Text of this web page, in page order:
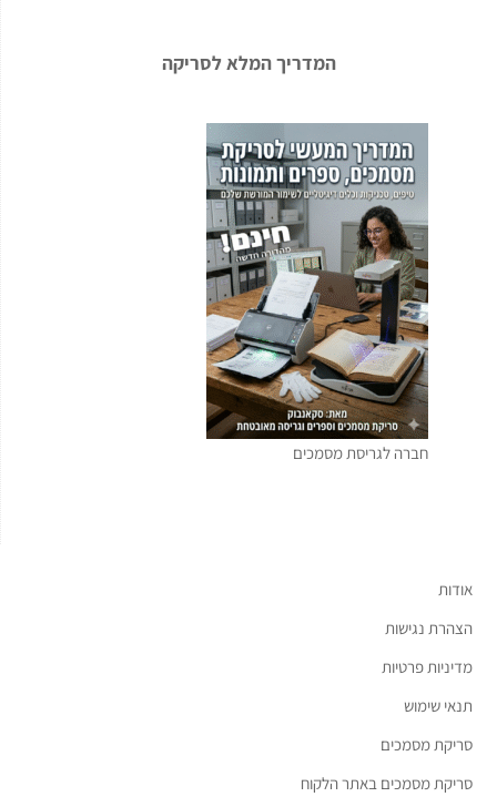
המדריך המלא לסריקה
חברה לגריסת מסמכים
אודות
הצהרת נגישות
מדיניות פרטיות
תנאי שימוש
סריקת מסמכים
סריקת מסמכים באתר הלקוח